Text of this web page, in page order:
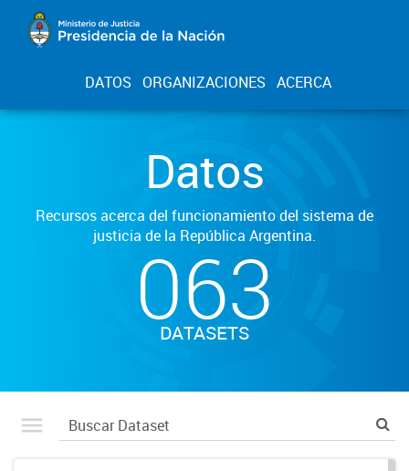
DATOS ORGANIZACIONES ACERCA
Datos
Recursos acerca del funcionamiento del sistema de
justicia de la República Argentina.
063
DATASETS